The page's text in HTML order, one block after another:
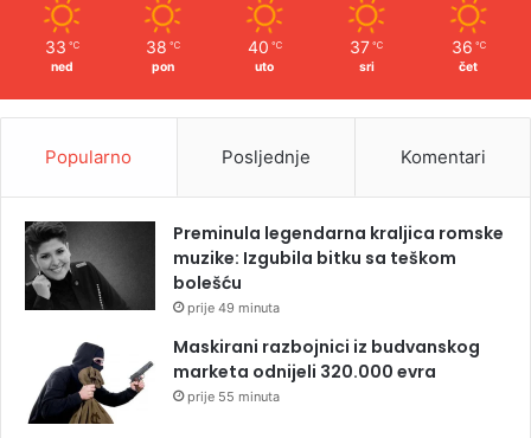
33 ℃
ned
38 ℃
pon
40 ℃
uto
37 ℃
sri
36 ℃
čet
Popularno Posljednje Komentari
Preminula legendarna kraljica romske
muzike: Izgubila bitku sa teškom
bolešću
prije 49 minuta
Maskirani razbojnici iz budvanskog
marketa odnijeli 320.000 evra
prije 55 minuta